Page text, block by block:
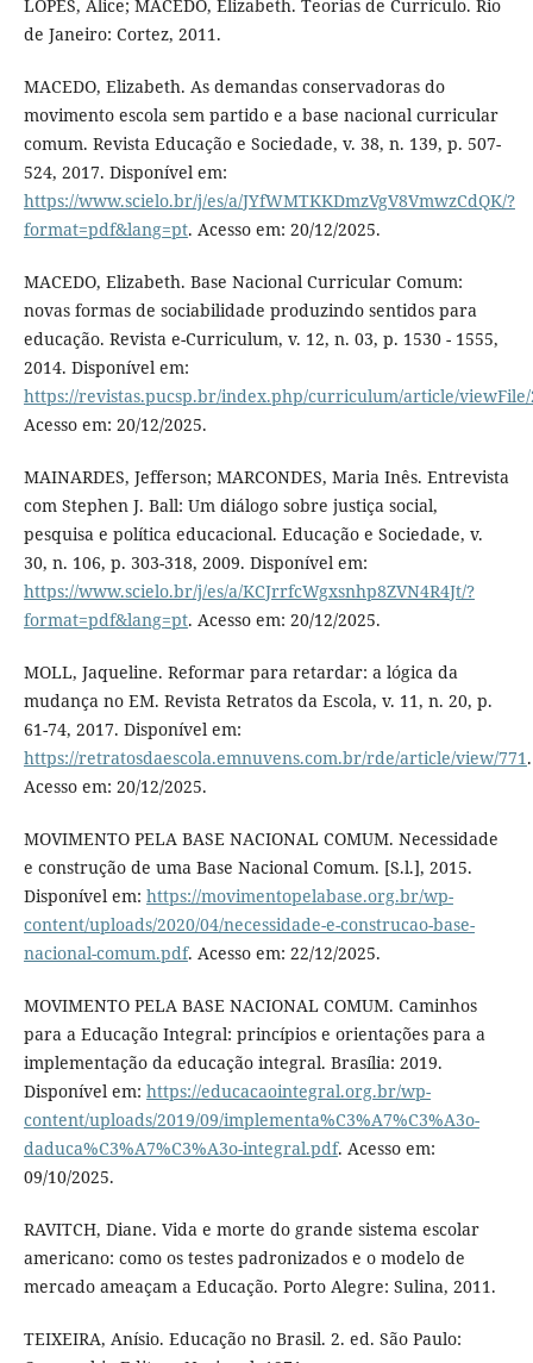
LOPES, Alice; MACEDO, Elizabeth. Teorias de Currículo. Rio
de Janeiro: Cortez, 2011.
MACEDO, Elizabeth. As demandas conservadoras do
movimento escola sem partido e a base nacional curricular
comum. Revista Educação e Sociedade, v. 38, n. 139, p. 507-
524, 2017. Disponível em:
https://www.scielo.br/j/es/a/JYfWMTKKDmzVgV8VmwzCdQK/?
format=pdf&lang=pt. Acesso em: 20/12/2025.
MACEDO, Elizabeth. Base Nacional Curricular Comum:
novas formas de sociabilidade produzindo sentidos para
educação. Revista e-Curriculum, v. 12, n. 03, p. 1530 - 1555,
2014. Disponível em:
https://revistas.pucsp.br/index.php/curriculum/article/viewFile/
Acesso em: 20/12/2025.
MAINARDES, Jefferson; MARCONDES, Maria Inês. Entrevista
com Stephen J. Ball: Um diálogo sobre justiça social,
pesquisa e política educacional. Educação e Sociedade, v.
30, n. 106, p. 303-318, 2009. Disponível em:
https://www.scielo.br/j/es/a/KCJrrfcWgxsnhp8ZVN4R4Jt/?
format=pdf&lang=pt. Acesso em: 20/12/2025.
MOLL, Jaqueline. Reformar para retardar: a lógica da
mudança no EM. Revista Retratos da Escola, v. 11, n. 20, p.
61-74, 2017. Disponível em:
https://retratosdaescola.emnuvens.com.br/rde/article/view/771.
Acesso em: 20/12/2025.
MOVIMENTO PELA BASE NACIONAL COMUM. Necessidade
e construção de uma Base Nacional Comum. [S.l.], 2015.
Disponível em: https://movimentopelabase.org.br/wp-
content/uploads/2020/04/necessidade-e-construcao-base-
nacional-comum.pdf. Acesso em: 22/12/2025.
MOVIMENTO PELA BASE NACIONAL COMUM. Caminhos
para a Educação Integral: princípios e orientações para a
implementação da educação integral. Brasília: 2019.
Disponível em: https://educacaointegral.org.br/wp-
content/uploads/2019/09/implementa%C3%A7%C3%A3o-
daduca%C3%A7%C3%A3o-integral.pdf. Acesso em:
09/10/2025.
RAVITCH, Diane. Vida e morte do grande sistema escolar
americano: como os testes padronizados e o modelo de
mercado ameaçam a Educação. Porto Alegre: Sulina, 2011.
TEIXEIRA, Anísio. Educação no Brasil. 2. ed. São Paulo: